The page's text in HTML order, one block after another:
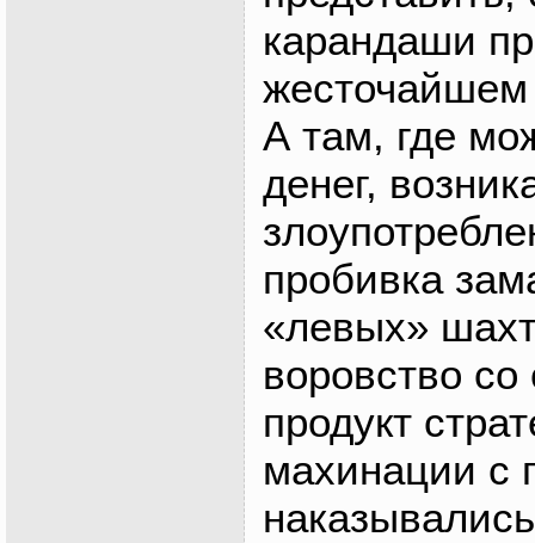
карандаши
А там, где
денег,
пробивка
«левых»
воровство со
продукт
махинации с